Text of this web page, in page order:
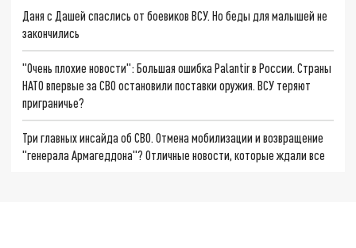
Даня с Дашей спаслись от боевиков ВСУ. Но беды для малышей не
закончились
"Очень плохие новости": Большая ошибка Palantir в России. Страны
НАТО впервые за СВО остановили поставки оружия. ВСУ теряют
приграничье?
Три главных инсайда об СВО. Отмена мобилизации и возвращение
"генерала Армагеддона"? Отличные новости, которые ждали все